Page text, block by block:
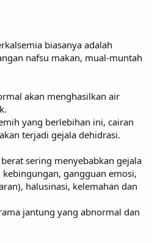
biasanya adalah
nafsu makan, mual-muntah
akan menghasilkan air
yang berlebihan ini, cairan
terjadi gejala dehidrasi.
sering menyebabkan gejala
gangguan emosi,
halusinasi, kelemahan dan
jantung yang abnormal dan